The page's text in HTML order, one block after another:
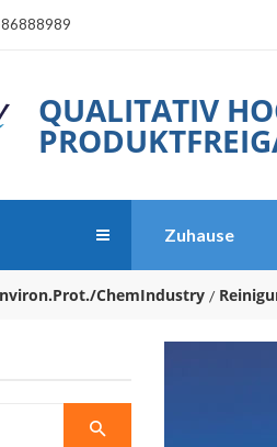
QUALITATIV
Zuhause
ChemIndustry